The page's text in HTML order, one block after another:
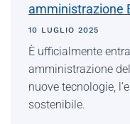
amministrazione
10 LUGLIO 2025
È ufficialmente
amministrazione
nuove tecnologie,
sostenibile.